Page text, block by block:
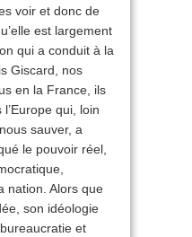
voir et donc de
est largement
qui a conduit à la
Giscard, nos
en la France, ils
qui, loin
sauver, a
le pouvoir réel,
nation. Alors que
son idéologie
et